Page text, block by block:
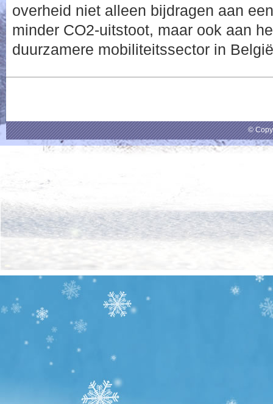
overheid niet alleen bijdragen aan
minder CO2-uitstoot, maar ook aan
duurzamere mobiliteitssector in
©